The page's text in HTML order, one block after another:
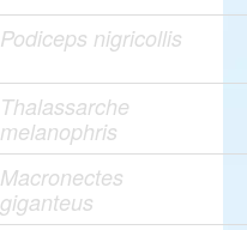
Podiceps nigricollis
Thalassarche
melanophris
Macronectes
giganteus